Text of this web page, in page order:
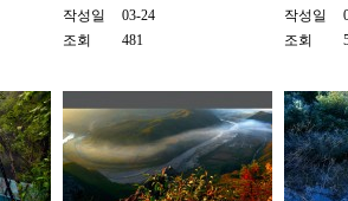
작성일
03-24
조회
481
작성일
조회